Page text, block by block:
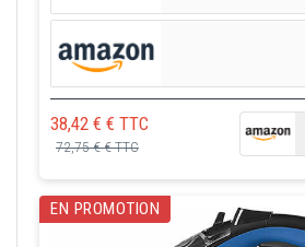
38,42 € € TTC
72,75 € € TTC
EN PROMOTION